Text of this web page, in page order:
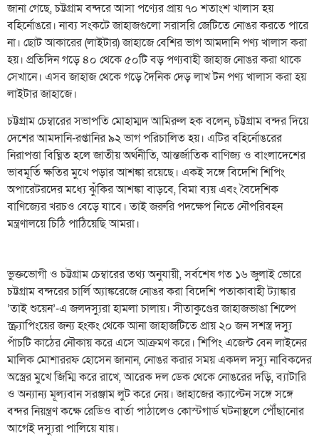
জানা গেছে, চট্টগ্রাম বন্দরে আসা পণ্যের প্রায় ৭০ শতাংশ খালাস হয়
বহির্নোঙরে। নাব্য সংকটে জাহাজগুলো সরাসরি জেটিতে নোঙর করতে পারে
না। ছোট আকারের (লাইটার) জাহাজে বেশির ভাগ আমদানি পণ্য খালাস করা
হয়। প্রতিদিন গড়ে ৪০ থেকে ৫০টি বড় পণ্যবাহী জাহাজ নোঙর করা থাকে
সেখানে। এসব জাহাজ থেকে গড়ে দৈনিক দেড় লাখ টন পণ্য খালাস করা হয়
লাইটার জাহাজে।
চট্টগ্রাম চেম্বারের সভাপতি মোহাম্মদ আমিরুল হক বলেন, চট্টগ্রাম বন্দর দিয়ে
দেশের আমদানি-রপ্তানির ৯২ ভাগ পরিচালিত হয়। এটির বহির্নোঙরের
নিরাপত্তা বিঘ্নিত হলে জাতীয় অর্থনীতি, আন্তর্জাতিক বাণিজ্য ও বাংলাদেশের
ভাবমূর্তি ক্ষতির মুখে পড়ার আশঙ্কা রয়েছে। একই সঙ্গে বিদেশি শিপিং
অপারেটরদের মধ্যে ঝুঁকির আশঙ্কা বাড়বে, বিমা ব্যয় এবং বৈদেশিক
বাণিজ্যের খরচও বেড়ে যাবে। তাই জরুরি পদক্ষেপ নিতে নৌপরিবহন
মন্ত্রণালয়ে চিঠি পাঠিয়েছি আমরা।
ভুক্তভোগী ও চট্টগ্রাম চেম্বারের তথ্য অনুযায়ী, সর্বশেষ গত ১৬ জুলাই ভোরে
চট্টগ্রাম বন্দরের চার্লি অ্যাঙ্করেজে নোঙর করা বিদেশি পতাকাবাহী ট্যাঙ্কার
‘তাই শুয়েন’-এ জলদস্যুরা হামলা চালায়। সীতাকুণ্ডের জাহাজভাঙা শিল্পে
স্ক্র্যাপিংয়ের জন্য হংকং থেকে আনা জাহাজটিতে প্রায় ২০ জন সশস্ত্র দস্যু
পাঁচটি কাঠের নৌকায় করে এসে আক্রমণ করে। শিপিং এজেন্ট বেন লাইনের
মালিক মোশাররফ হোসেন জানান, নোঙর করার সময় একদল দস্যু নাবিকদের
অস্ত্রের মুখে জিম্মি করে রাখে, আরেক দল ডেক থেকে নোঙরের দড়ি, ব্যাটারি
ও অন্যান্য মূল্যবান সরঞ্জাম লুট করে নেয়। জাহাজের ক্যাপ্টেন সঙ্গে সঙ্গে
বন্দর নিয়ন্ত্রণ কক্ষে রেডিও বার্তা পাঠালেও কোস্টগার্ড ঘটনাস্থলে পৌঁছানোর
আগেই দস্যুরা পালিয়ে যায়।